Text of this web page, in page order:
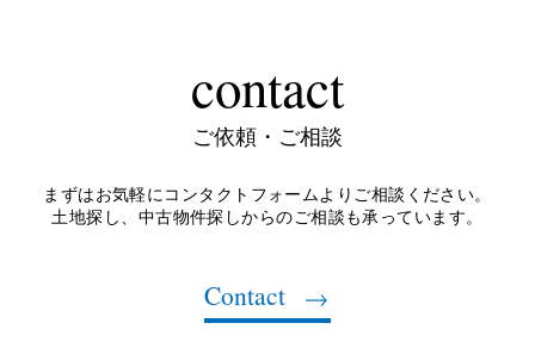
contact
ご依頼・ご相談
まずはお気軽にコンタクトフォームよりご相談ください。
土地探し、中古物件探しからのご相談も承っています。
Contact